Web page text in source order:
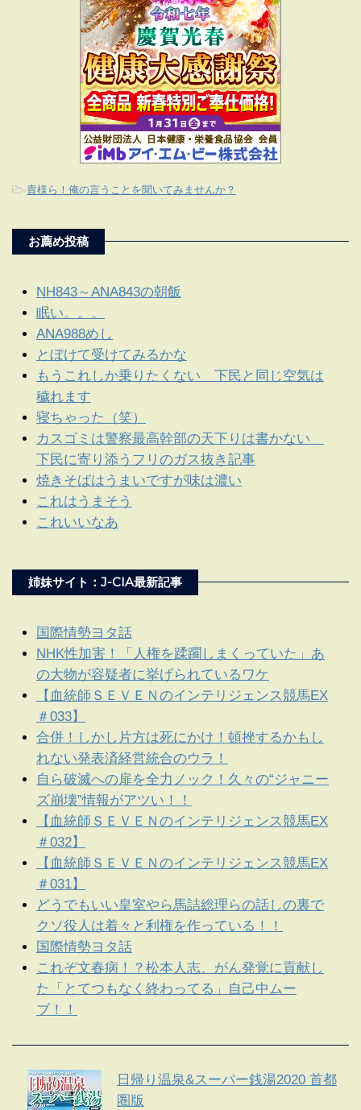
-貴様ら！俺の言うことを聞いてみませんか？
お薦め投稿
NH843～ANA843の朝飯
眠い。。。
ANA988めし
とぼけて受けてみるかな
もうこれしか乗りたくない 下民と同じ空気は
穢れます
寝ちゃった（笑）
カスゴミは警察最高幹部の天下りは書かない
下民に寄り添うフリのガス抜き記事
焼きそばはうまいですが味は濃い
これはうまそう
これいいなあ
姉妹サイト：J-CIA最新記事
国際情勢ヨタ話
NHK性加害！「人権を蹂躙しまくっていた」あ
の大物が容疑者に挙げられているワケ
【血統師ＳＥＶＥＮのインテリジェンス競馬EX
＃033】
合併！しかし片方は死にかけ！頓挫するかもし
れない発表済経営統合のウラ！
自ら破滅への扉を全力ノック！久々の“ジャニー
ズ崩壊”情報がアツい！！
【血統師ＳＥＶＥＮのインテリジェンス競馬EX
＃032】
【血統師ＳＥＶＥＮのインテリジェンス競馬EX
＃031】
どうでもいい皇室やら馬詰総理らの話しの裏で
クソ役人は着々と利権を作っている！！
国際情勢ヨタ話
これぞ文春病！？松本人志、がん発覚に貢献し
た「とてつもなく終わってる」自己中ムー
ブ！！
日帰り温泉&スーパー銭湯2020 首都
圏版